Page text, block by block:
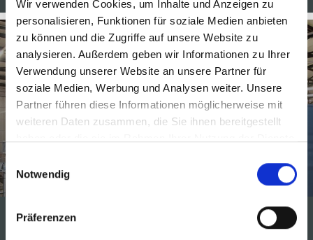
Wir verwenden Cookies, um Inhalte und Anzeigen zu
personalisieren, Funktionen für soziale Medien anbieten
zu können und die Zugriffe auf unsere Website zu
analysieren. Außerdem geben wir Informationen zu Ihrer
Verwendung unserer Website an unsere Partner für
soziale Medien, Werbung und Analysen weiter. Unsere
Partner führen diese Informationen möglicherweise mit
weiteren Daten zusammen, die Sie ihnen bereitgestellt
Einwilligungsauswahl
Notwendig
Präferenzen
Palettiersysteme für die
Sackwaren, Fässer, Kanister, Kisten, Kartons und vieles